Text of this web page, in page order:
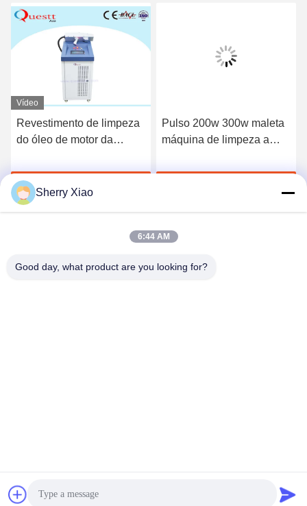
Vídeo
Revestimento de limpeza
do óleo de motor da
máquina do laser 100W
refrigerar de arFalem Agora.
Pulso 200w 300w maleta
máquina de limpeza a
remoção de ferrugem
Technology Co., Ltd. Todos. Todos os direitos reservados.
Sherry Xiao
6:44 AM
Good day, what product are you looking for?